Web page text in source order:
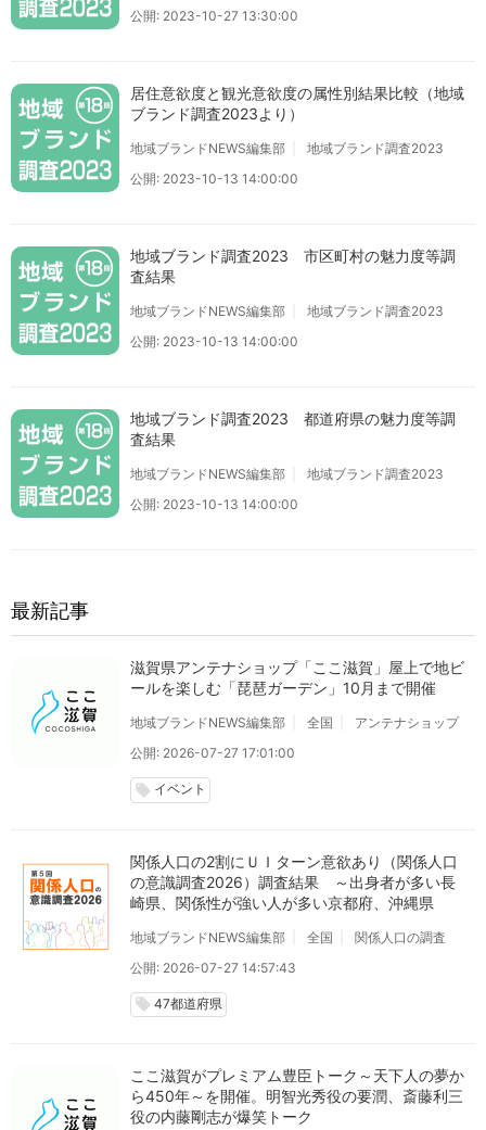
公開: 2023-10-27 13:30:00
居住意欲度と観光意欲度の属性別結果比較（地域
ブランド調査2023より）
地域ブランドNEWS編集部
地域ブランド調査2023
公開: 2023-10-13 14:00:00
地域ブランド調査2023 市区町村の魅力度等調
査結果
地域ブランドNEWS編集部
地域ブランド調査2023
公開: 2023-10-13 14:00:00
地域ブランド調査2023 都道府県の魅力度等調
査結果
地域ブランドNEWS編集部
地域ブランド調査2023
公開: 2023-10-13 14:00:00
最新記事
滋賀県アンテナショップ「ここ滋賀」屋上で地ビ
ールを楽しむ「琵琶ガーデン」10月まで開催
地域ブランドNEWS編集部 全国
アンテナショップ
公開: 2026-07-27 17:01:00
local_offer イベント
関係人口の2割にＵＩターン意欲あり（関係人口
の意識調査2026）調査結果 ～出身者が多い長
崎県、関係性が強い人が多い京都府、沖縄県
地域ブランドNEWS編集部 全国
関係人口の調査
公開: 2026-07-27 14:57:43
local_offer 47都道府県
ここ滋賀がプレミアム豊臣トーク～天下人の夢か
ら450年～を開催。明智光秀役の要潤、斎藤利三
役の内藤剛志が爆笑トーク